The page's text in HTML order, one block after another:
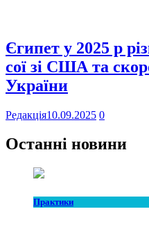
Єгипет у 2025 р
сої зі США та
України
Редакція10.09.2025 0
Останні новини
Практики